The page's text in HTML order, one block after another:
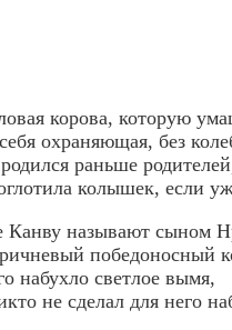
корова, которую
охраняющая, без
раньше
колышек, если
Канву называют сыном
победоносный
набухло светлое вымя,
не сделал для него